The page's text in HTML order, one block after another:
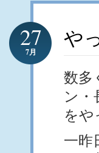
や
27
7月
数多
ン・
をや
一昨